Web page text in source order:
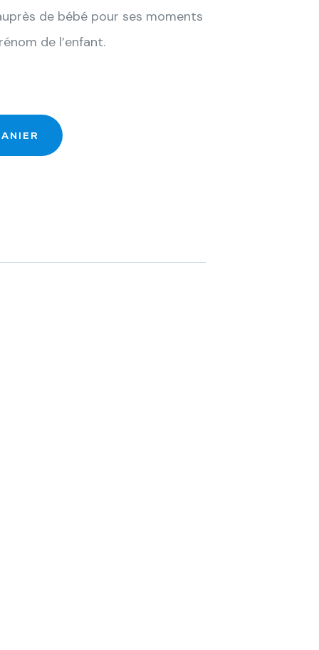
de bébé pour ses moments
de l’enfant.